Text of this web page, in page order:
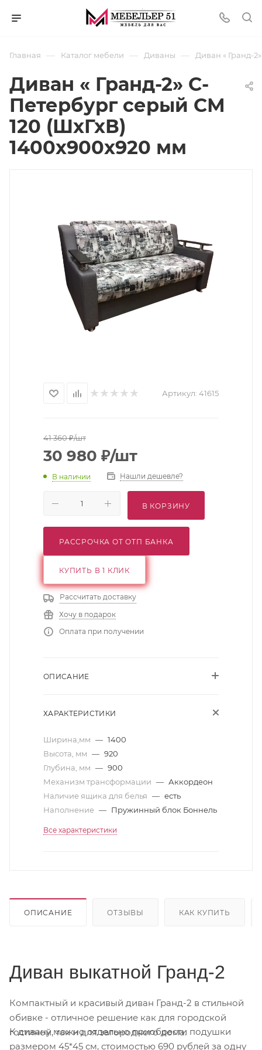
Главная — Каталог мебели — Диваны — Диван « Гранд-
Диван « Гранд-2» С-
Петербург серый СМ
120 (ШхГхВ)
1400х900х920 мм
Артикул: 41615
41 360₽/шт
30 980 ₽/шт
В наличии Нашли дешевле?
В КОРЗИНУ
РАССРОЧКА ОТ ОТП БАНКА
КУПИТЬ В 1 КЛИК
Рассчитать доставку
Хочу в подарок
Оплата при получении
ОПИСАНИЕ
ХАРАКТЕРИСТИКИ
Ширина,мм — 1400
Высота, мм — 920
Глубина, мм — 900
Механизм трансформации — Аккордеон
Наличие ящика для белья — есть
Наполнение — Пружинный блок Боннель
Все характеристики
ОПИСАНИЕ ОТЗЫВЫ КАК КУПИТЬ
Диван выкатной Гранд-2
Компактный и красивый диван Гранд-2 в стильной
обивке - отличное решение как для городской
гостиной, так и для загородного дома.
К дивану можно отдельно приобрести подушки
размером 45*45 см, стоимостью 690 рублей за одну